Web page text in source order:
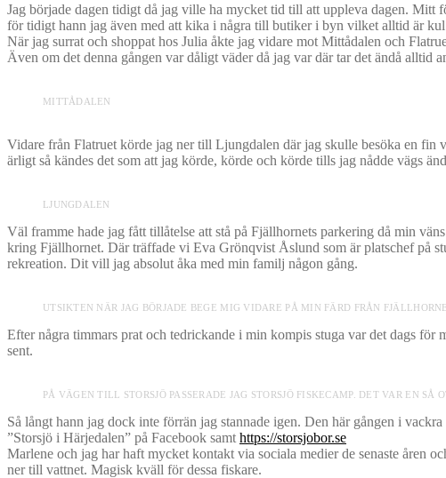
Jag började dagen tidigt då jag ville ha mycket tid till att uppleva dagen.
för tidigt hann jag även med att kika i några till butiker i byn vilket alltid är
När jag surrat och shoppat hos Julia åkte jag vidare mot Mittådalen och
Även om det denna gången var dåligt väder då jag var där tar det ändå alltid
MITTÅDALEN
Vidare från Flatruet körde jag ner till Ljungdalen där jag skulle besöka en
ärligt så kändes det som att jag körde, körde och körde tills jag nådde vägs
LJUNGDALEN
Väl framme hade jag fått tillåtelse att stå på Fjällhornets parkering då min
kring Fjällhornet. Där träffade vi Eva Grönqvist Åslund som är platschef på
rekreation. Dit vill jag absolut åka med min familj någon gång.
UTSIKTEN NÄR JAG BÖRJADE BEGE MIG VIDARE PÅ MIN FÄRD FRÅN
Efter några timmars prat och tedrickande i min kompis stuga var det dags
sent.
PÅ VÄGEN TILL STORSJÖ PASSERADE JAG STORSJÖ FISKECAMP. DET VAR EN
Så långt hann jag dock inte förrän jag stannade igen. Den här gången i
”Storsjö i Härjedalen” på Facebook samt https://storsjobor.se
Marlene och jag har haft mycket kontakt via sociala medier de senaste åren
ner till vattnet. Magisk kväll för dessa fiskare.